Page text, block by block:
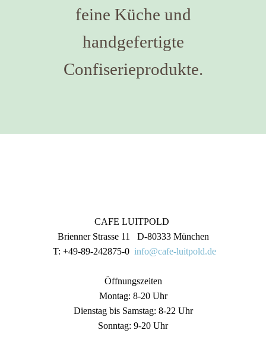
feine Küche und
handgefertigte
Confiserieprodukte.
CAFE LUITPOLD
Brienner Strasse 11 D-80333 München
T: +49-89-242875-0 info@cafe-luitpold.de
Öffnungszeiten
Montag: 8-20 Uhr
Dienstag bis Samstag: 8-22 Uhr
Sonntag: 9-20 Uhr